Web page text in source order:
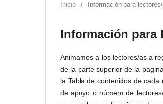
Inicio / Información para
Información para
Animamos a los lectores/as a
de la parte superior de la
la Tabla de contenidos de
de apoyo o número de